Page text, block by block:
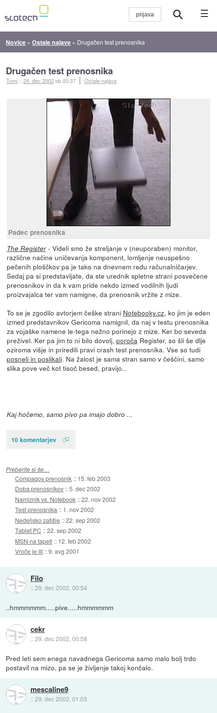
☰
Novice »Ostale najave » Drugačen test prenosnika
Drugačen test prenosnika
Tomi ::29. dec 2002ob 00:37 Ostale najave
Padec prenosnika
The Register- Videli smo že streljanje v (neuporaben) monitor,
različne načine uničevanja komponent, lomljenje neuspešno
pečenih ploščkov pa je tako na dnevnem redu računalničarjev.
Sedaj pa si predstavljate, da ste urednik spletne strani posvečene
prenosnikov in da k vam pride nekdo izmed vodilnih ljudi
proizvajalca ter vam namigne, da prenosnik vržite z mize.
To se je zgodilo avtorjem češke strani Notebooky.cz, ko jim je eden
izmed predstavnikov Gericoma namignil, da naj v testu prenosnika
za vojaške namene le-tega nežno porinejo z mize. Ker bo seveda
preživel. Ker pa jim to ni bilo dovolj, poroča Register, so šli še dlje
oziroma višje in priredili pravi crash test prenosnika. Vse so tudi
posneli in poslikali. Na žalost je sama stran samo v češčini, samo
slika pove več kot tisoč besed, pravijo..
Kaj hočemo, samo pivo pa imajo dobro ...
10 komentarjev
Preberite si še…
Compaqov prenosnik :: 15. feb 2003
Doba prenosnikov ::5. dec 2002
Namiznik vs. Notebook ::22. nov 2002
Test prenosnika :: 1. nov 2002
Nedeljsko zatišje ::22. sep 2002
Tablet PC ::22. sep 2002
MSN na tapeti :: 12. feb 2002
Vroče je III ::9. avg 2001
Filo
::29. dec 2002, 00:54
..hmmmmmm.....pive.....hmmmmmm
cekr
::29. dec 2002, 00:58
Pred leti sem enega navadnega Gericoma samo malo bolj trdo
postavil na mizo, pa se je življenje takoj končalo.
mescaline9
::29. dec 2002, 01:03